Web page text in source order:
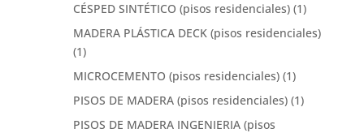
CÉSPED SINTÉTICO (pisos residenciales) (1)
MADERA PLÁSTICA DECK (pisos residenciales)
(1)
MICROCEMENTO (pisos residenciales) (1)
PISOS DE MADERA (pisos residenciales) (1)
PISOS DE MADERA INGENIERIA (pisos